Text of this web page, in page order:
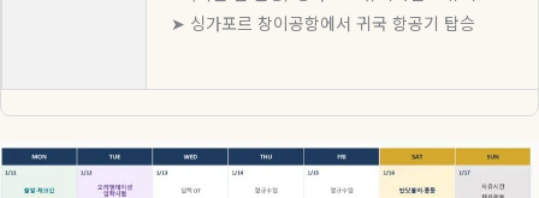
➤ 싱가포르 창이공항에서 귀국 항공기 탑승